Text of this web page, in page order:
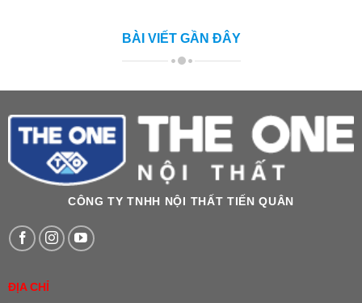
BÀI VIẾT GẦN ĐÂY
CÔNG TY TNHH NỘI THẤT TIẾN QUÂN
ĐỊA CHỈ